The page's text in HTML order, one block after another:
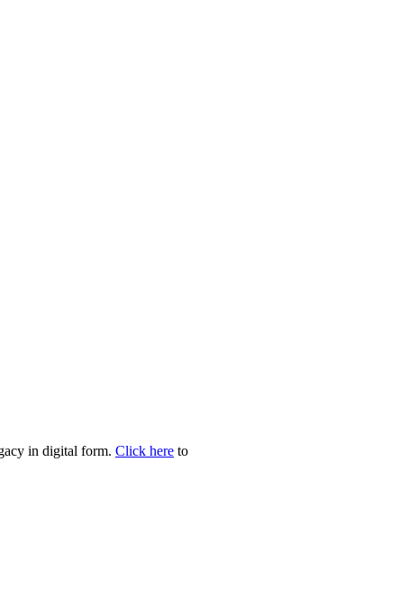
in digital form. Click here to